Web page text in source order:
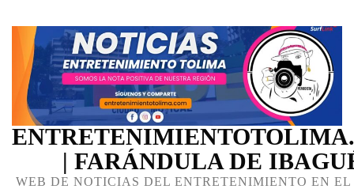
| FARÁNDULA DE
WEB DE NOTICIAS DEL ENTRETENIMIENTO EN